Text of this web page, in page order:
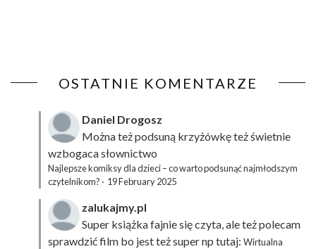
OSTATNIE KOMENTARZE
Daniel Drogosz
Można też podsuną krzyżówkęteż świetnie
wzbogaca słownictwo
Najlepsze komiksy dla dzieci – co warto podsunąć najmłodszym
czytelnikom? · 19 February 2025
zalukajmy.pl
Super książka fajnie się czyta, ale też polecam
sprawdzić film bo jest też super np tutaj: Wirtualna